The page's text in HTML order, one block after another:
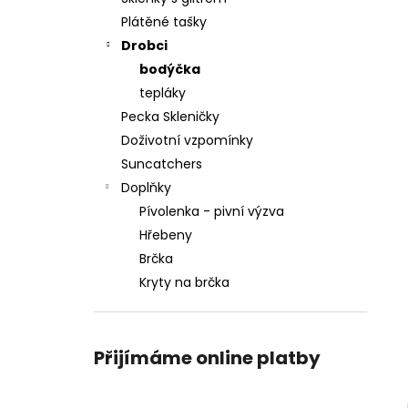
Plátěné tašky
Drobci
bodýčka
tepláky
Pecka Skleničky
Doživotní vzpomínky
Suncatchers
Doplňky
Pívolenka - pivní výzva
Hřebeny
Brčka
Kryty na brčka
Přijímáme online platby